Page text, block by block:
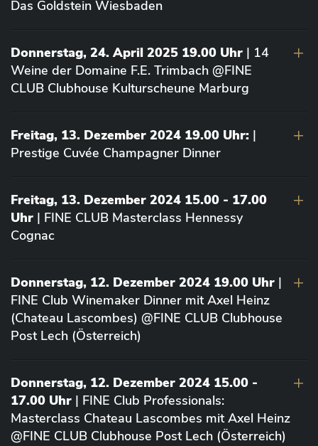
Das Goldstein Wiesbaden
Donnerstag, 24. April 2025 19.00 Uhr | 14
Weine der Domaine F.E. Trimbach @FINE
CLUB Clubhouse Kulturscheune Marburg
Freitag, 13. Dezember 2024 19.00 Uhr: |
Prestige Cuvée Champagner Dinner
Freitag, 13. Dezember 2024 15.00 - 17.00
Uhr | FINE CLUB Masterclass Hennessy
Cognac
Donnerstag, 12. Dezember 2024 19.00 Uhr |
FINE Club Winemaker Dinner mit Axel Heinz
(Chateau Lascombes) @FINE CLUB Clubhouse
Post Lech (Österreich)
Donnerstag, 12. Dezember 2024 15.00 -
17.00 Uhr | FINE Club Professionals:
Masterclass Chateau Lascombes mit Axel Heinz
@FINE CLUB Clubhouse Post Lech (Österreich)